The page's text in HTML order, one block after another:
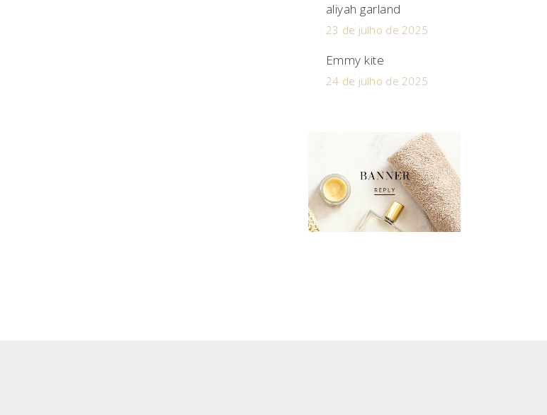
aliyah garland
23 de julho de 2025
Emmy kite
24 de julho de 2025